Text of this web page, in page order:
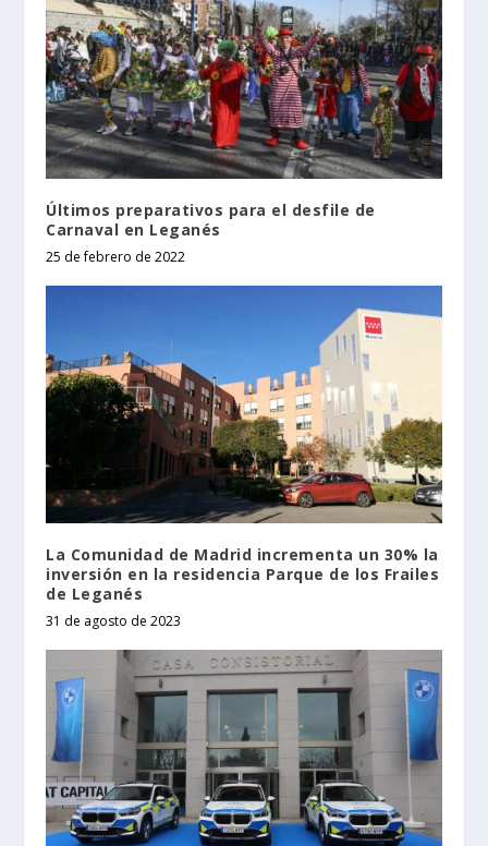
Últimos preparativos para el desfile de
Carnaval en Leganés
25 de febrero de 2022
La Comunidad de Madrid incrementa un 30% la
inversión en la residencia Parque de los Frailes
de Leganés
31 de agosto de 2023